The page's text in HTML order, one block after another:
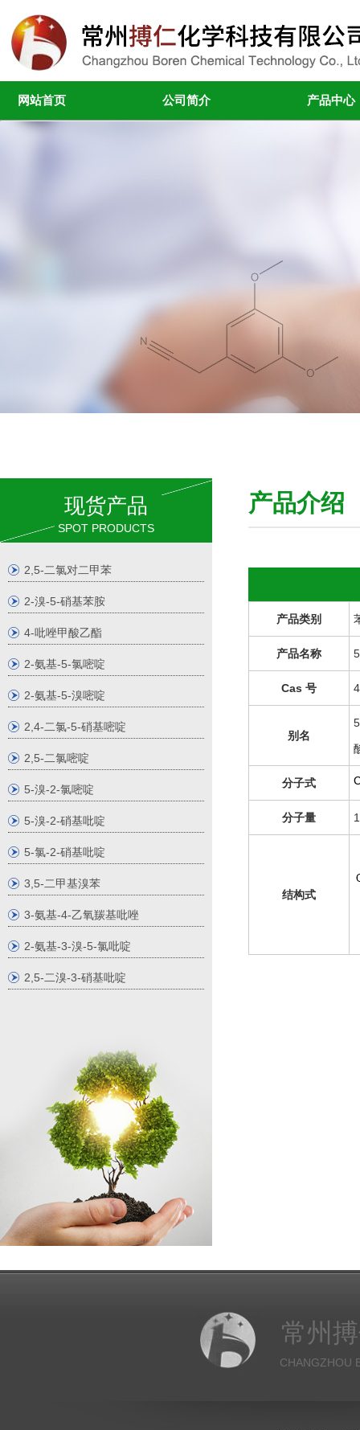
网站首页 公司简介 产品中心
现货产品
SPOT PRODUCTS
2,5-二氯对二甲苯
2-溴-5-硝基苯胺
4-吡唑甲酸乙酯
2-氨基-5-氯嘧啶
2-氨基-5-溴嘧啶
2,4-二氯-5-硝基嘧啶
2,5-二氯嘧啶
5-溴-2-氯嘧啶
5-溴-2-硝基吡啶
5-氯-2-硝基吡啶
3,5-二甲基溴苯
3-氨基-4-乙氧羰基吡唑
2-氨基-3-溴-5-氯吡啶
2,5-二溴-3-硝基吡啶
产品介
产品类别
产品名称
Cas 号
别名
分子式
分子量
结构式
常州
CHANGZHOU